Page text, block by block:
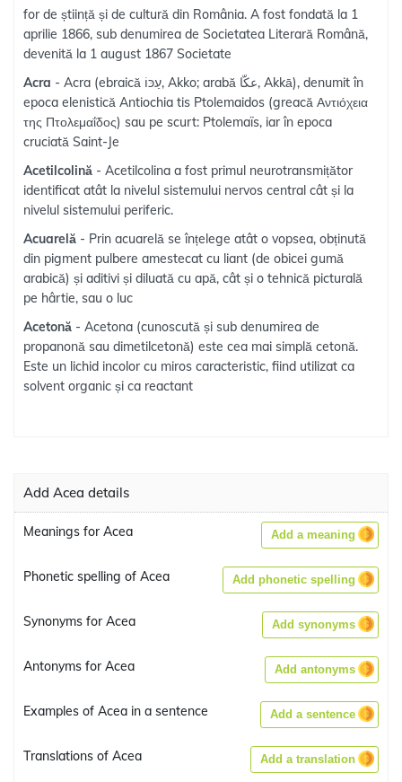
for de știință și de cultură din România. A fost fondată la 1
aprilie 1866, sub denumirea de Societatea Literară Română,
devenită la 1 august 1867 Societate
Acra - Acra (ebraică עַכּוֹ, Akko; arabă عكّا, Akkā), denumit în
epoca elenistică Antiochia tis Ptolemaidos (greacă Αντιόχεια
της Πτολεμαΐδος) sau pe scurt: Ptolemaïs, iar în epoca
cruciată Saint-Je
Acetilcolină - Acetilcolina a fost primul neurotransmițător
identificat atât la nivelul sistemului nervos central cât și la
nivelul sistemului periferic.
Acuarelă - Prin acuarelă se înțelege atât o vopsea, obținută
din pigment pulbere amestecat cu liant (de obicei gumă
arabică) și aditivi și diluată cu apă, cât și o tehnică picturală
pe hârtie, sau o luc
Acetonă - Acetona (cunoscută și sub denumirea de
propanonă sau dimetilcetonă) este cea mai simplă cetonă.
Este un lichid incolor cu miros caracteristic, fiind utilizat ca
solvent organic și ca reactant
Add Acea details
Meanings for Acea Add a meaning
Phonetic spelling of Acea Add phonetic spelling
Synonyms for Acea Add synonyms
Antonyms for Acea Add antonyms
Examples of Acea in a sentence Add a sentence
Translations of Acea Add a translation